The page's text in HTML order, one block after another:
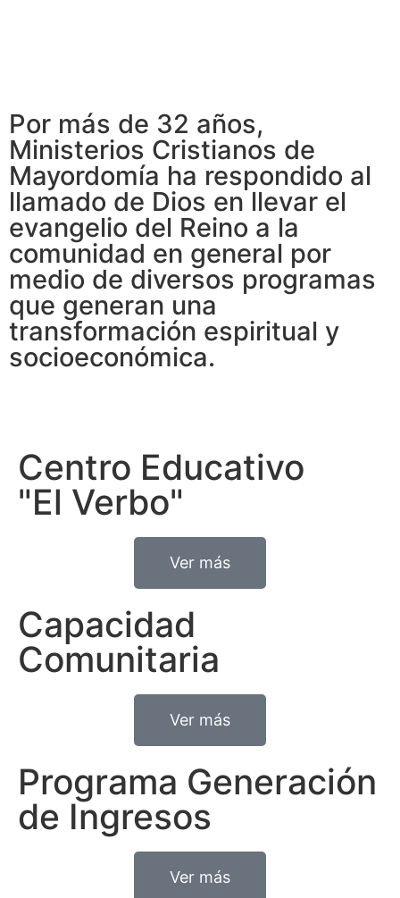
Por más de 32 años,
Ministerios Cristianos de
Mayordomía ha respondido al
llamado de Dios en llevar el
evangelio del Reino a la
comunidad en general por
medio de diversos programas
que generan una
transformación espiritual y
socioeconómica.
Centro Educativo
"El Verbo"
Ver más
Capacidad
Comunitaria
Ver más
Programa Generación
de Ingresos
Ver más